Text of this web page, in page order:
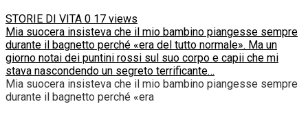
STORIE DI VITA 0 17 views
Mia suocera insisteva che il mio bambino piangesse sempre
durante il bagnetto perché «era del tutto normale». Ma un
giorno notai dei puntini rossi sul suo corpo e capii che mi
stava nascondendo un segreto terrificante…
Mia suocera insisteva che il mio bambino piangesse sempre
durante il bagnetto perché «era